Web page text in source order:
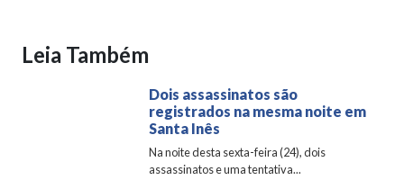
Leia Também
Dois assassinatos são
registrados na mesma noite em
Santa Inês
Na noite desta sexta-feira (24), dois
assassinatos e uma tentativa...